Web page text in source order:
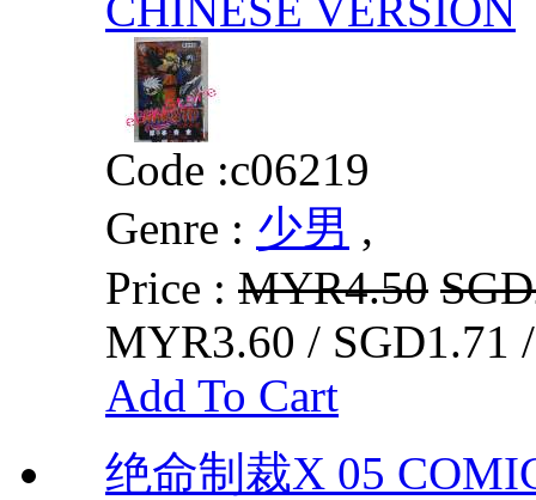
Code :c06219
Genre : 少男 ,
Price : MYR4.50
MYR3.60 / SGD1.71
Add To Cart
绝命制裁X 05